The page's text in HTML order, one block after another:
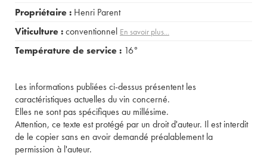
Propriétaire : Henri Parent
Viticulture :conventionnel En savoir plus...
Température de service : 16°
Les informations publiées ci-dessus présentent les
caractéristiques actuelles du vin concerné.
Elles ne sont pas spécifiques au millésime.
Attention, ce texte est protégé par un droit d'auteur. Il est interdit
de le copier sans en avoir demandé préalablement la
permission à l'auteur.